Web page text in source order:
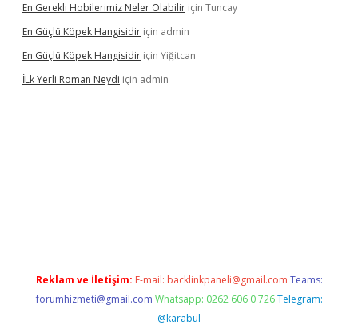
En Gerekli Hobilerimiz Neler Olabilir için Tuncay
En Güçlü Köpek Hangisidir için admin
En Güçlü Köpek Hangisidir için Yiğitcan
İLk Yerli Roman Neydi için admin
Reklam ve İletişim: E-mail: backlinkpaneli@gmail.com Teams:
forumhizmeti@gmail.com Whatsapp: 0262 606 0 726 Telegram:
@karabul